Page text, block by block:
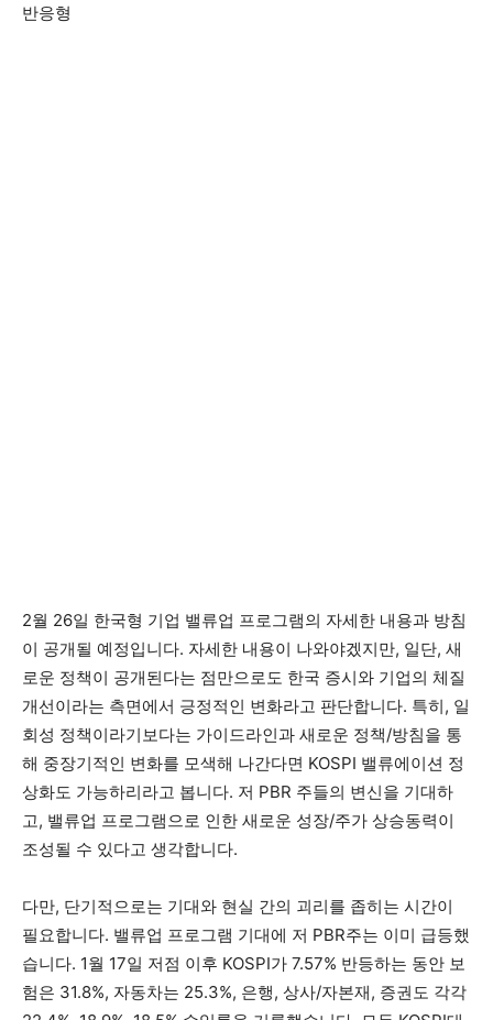
반응형
2월 26일 한국형 기업 밸류업 프로그램의 자세한 내용과 방침
이 공개될 예정입니다. 자세한 내용이 나와야겠지만, 일단, 새
로운 정책이 공개된다는 점만으로도 한국 증시와 기업의 체질
개선이라는 측면에서 긍정적인 변화라고 판단합니다. 특히, 일
회성 정책이라기보다는 가이드라인과 새로운 정책/방침을 통
해 중장기적인 변화를 모색해 나간다면 KOSPI 밸류에이션 정
상화도 가능하리라고 봅니다. 저 PBR 주들의 변신을 기대하
고, 밸류업 프로그램으로 인한 새로운 성장/주가 상승동력이
조성될 수 있다고 생각합니다.
다만, 단기적으로는 기대와 현실 간의 괴리를 좁히는 시간이
필요합니다. 밸류업 프로그램 기대에 저 PBR주는 이미 급등했
습니다. 1월 17일 저점 이후 KOSPI가 7.57% 반등하는 동안 보
험은 31.8%, 자동차는 25.3%, 은행, 상사/자본재, 증권도 각각